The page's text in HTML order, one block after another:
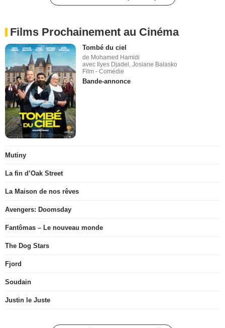
Films Prochainement au Cinéma
Tombé du ciel
de Mohamed Hamidi
avec Ilyes Djadel, Josiane Balasko
Film - Comédie
Bande-annonce
Mutiny
La fin d’Oak Street
La Maison de nos rêves
Avengers: Doomsday
Fantômas – Le nouveau monde
The Dog Stars
Fjord
Soudain
Justin le Juste